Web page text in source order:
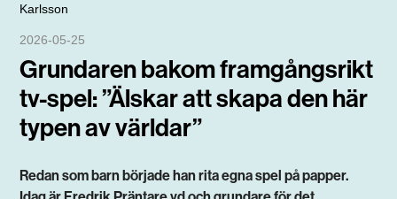
Karlsson
2026-05-25
Grundaren bakom framgångsrikt
tv-spel: ”Älskar att skapa den här
typen av världar”
Redan som barn började han rita egna spel på papper.